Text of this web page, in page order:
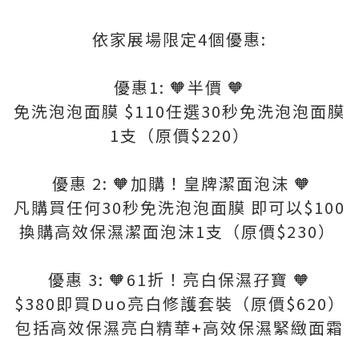
依家展場限定4個優惠:
優惠1: 🧡半價 🧡
免洗泡泡面膜 $110任選30秒免洗泡泡面膜
1支（原價$220）
優惠 2: 🧡加購！皇牌潔面泡沫 🧡
凡購買任何30秒免洗泡泡面膜 即可以$100
換購高效保濕潔面泡沫1支（原價$230）
優惠 3: 🧡61折！亮白保濕孖寶 🧡
$380即買Duo亮白修護套裝（原價$620）
包括高效保濕亮白精華+高效保濕緊緻面霜